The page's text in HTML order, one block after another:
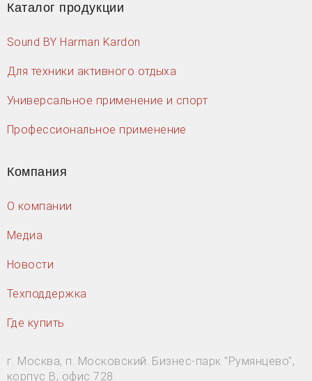
Каталог продукции
Sound BY Harman Kardon
Для техники активного отдыха
Универсальное применение и спорт
Профессиональное применение
Компания
О компании
Медиа
Новости
Техподдержка
Где купить
г. Москва, п. Московский. Бизнес-парк "Румянцево",
корпус В, офис 728.